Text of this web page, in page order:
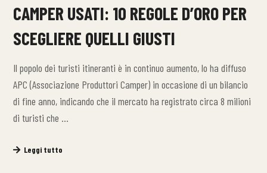
CAMPER USATI: 10 REGOLE D’ORO PER
SCEGLIERE QUELLI GIUSTI
Il popolo dei turisti itineranti è in continuo aumento, lo ha diffuso
APC (Associazione Produttori Camper) in occasione di un bilancio
di fine anno, indicando che il mercato ha registrato circa 8 milioni
di turisti che …
Leggi tutto